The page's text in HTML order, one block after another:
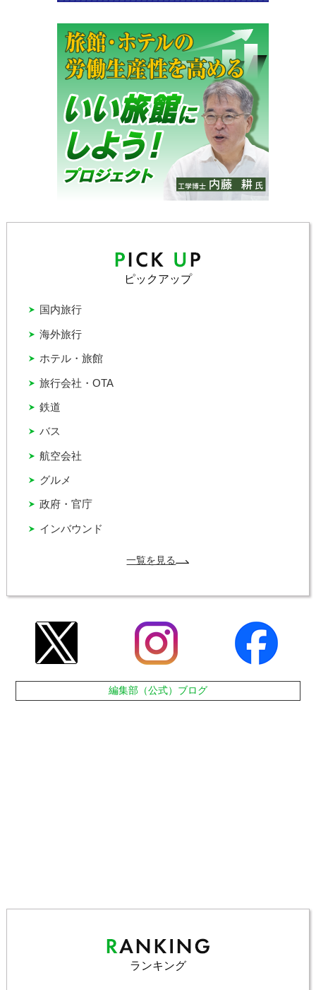
ピックアップ
インバウンド
グルメ
バス
ホテル・旅館
国内旅行
政府・官庁
旅行会社・OTA
海外旅行
航空会社
鉄道
一覧を見る
編集部（公式）ブログ
ランキング